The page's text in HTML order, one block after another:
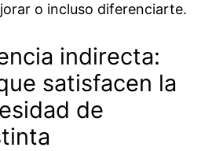
o incluso diferenciarte.
indirecta:
satisfacen la
de